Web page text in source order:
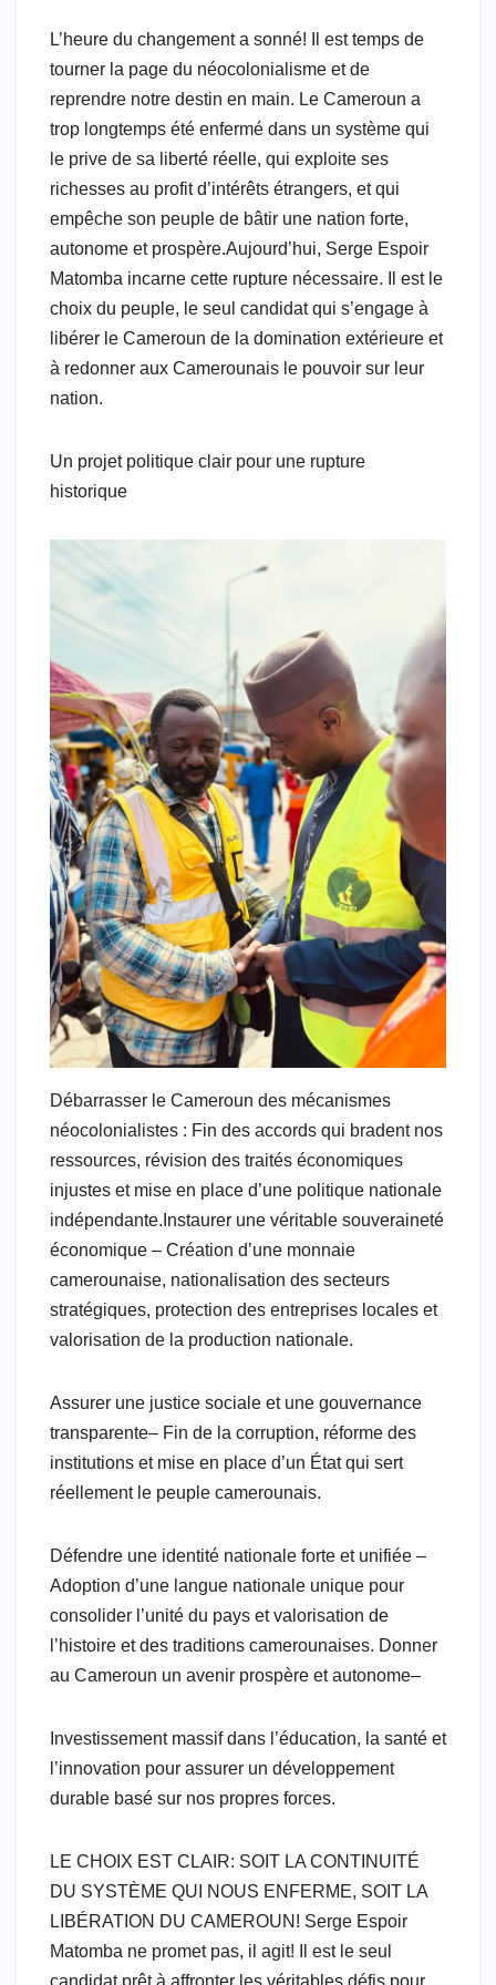
c
e
b
o
o
k
at
s
A
p
p
tt
er
h
o
o
M
ail
k
e
dI
n
e
gr
a
m
ail ar
L’heure du changement a sonné! Il est temps de
tourner la page du néocolonialisme et de
reprendre notre destin en main. Le Cameroun a
trop longtemps été enfermé dans un système qui
le prive de sa liberté réelle, qui exploite ses
richesses au profit d’intérêts étrangers, et qui
empêche son peuple de bâtir une nation forte,
autonome et prospère.Aujourd’hui, Serge Espoir
Matomba incarne cette rupture nécessaire. Il est le
choix du peuple, le seul candidat qui s’engage à
libérer le Cameroun de la domination extérieure et
à redonner aux Camerounais le pouvoir sur leur
nation.
Un projet politique clair pour une rupture
historique
Débarrasser le Cameroun des mécanismes
néocolonialistes : Fin des accords qui bradent nos
ressources, révision des traités économiques
injustes et mise en place d’une politique nationale
indépendante.Instaurer une véritable souveraineté
économique – Création d’une monnaie
camerounaise, nationalisation des secteurs
stratégiques, protection des entreprises locales et
valorisation de la production nationale.
Assurer une justice sociale et une gouvernance
transparente– Fin de la corruption, réforme des
institutions et mise en place d’un État qui sert
réellement le peuple camerounais.
Défendre une identité nationale forte et unifiée –
Adoption d’une langue nationale unique pour
consolider l’unité du pays et valorisation de
l’histoire et des traditions camerounaises. Donner
au Cameroun un avenir prospère et autonome–
Investissement massif dans l’éducation, la santé et
l’innovation pour assurer un développement
durable basé sur nos propres forces.
LE CHOIX EST CLAIR: SOIT LA CONTINUITÉ
DU SYSTÈME QUI NOUS ENFERME, SOIT LA
LIBÉRATION DU CAMEROUN! Serge Espoir
Matomba ne promet pas, il agit! Il est le seul
candidat prêt à affronter les véritables défis pour